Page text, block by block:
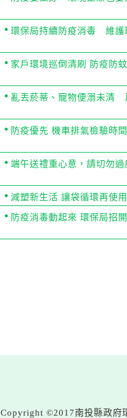
環保局持續防疫消毒 維護
家戶環境巡倒清刷 防疫防
亂丟菸蒂、寵物便溺未清
防疫優先 機車排氣檢驗時
端午送禮重心意，請切勿過
減塑新生活 讓袋循環再使用
防疫消毒動起來 環保局招
Copyright ©2017南投縣政府